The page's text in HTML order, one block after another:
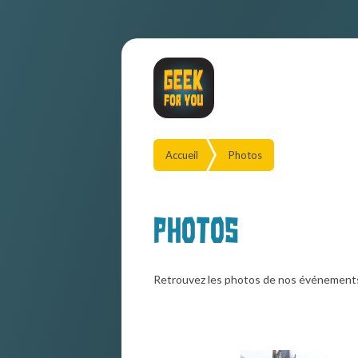
Accueil Photos
Photos
Retrouvez les photos de nos